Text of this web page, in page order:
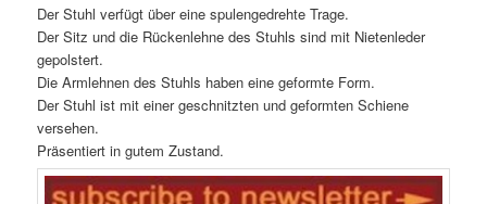
Der Stuhl verfügt über eine spulengedrehte Trage.
Der Sitz und die Rückenlehne des Stuhls sind mit Nietenleder
gepolstert.
Die Armlehnen des Stuhls haben eine geformte Form.
Der Stuhl ist mit einer geschnitzten und geformten Schiene
versehen.
Präsentiert in gutem Zustand.